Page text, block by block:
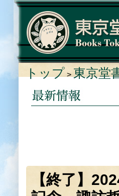
トップ > 東京堂
【終了】